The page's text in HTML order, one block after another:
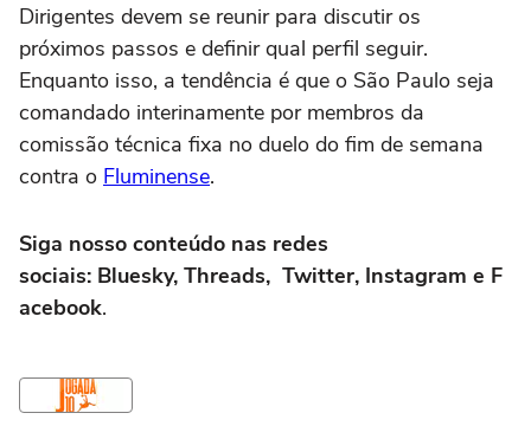
Dirigentes devem se reunir para discutir os
próximos passos e definir qual perfil seguir.
Enquanto isso, a tendência é que o São Paulo seja
comandado interinamente por membros da
comissão técnica fixa no duelo do fim de semana
contra o Fluminense.
Siga nosso conteúdo nas redes
sociais: Bluesky, Threads, Twitter, Instagram e F
acebook.